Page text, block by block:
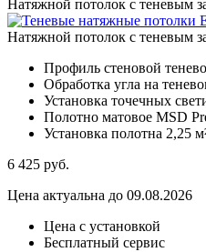
Натяжной потолок с теневым
Натяжной потолок с теневым
Профиль стеновой
Обработка угла на
Установка точечных
Полотно матовое MSD
Установка полотна 2,25
6 425 руб.
Цена актуальна до 09.08.2026
Цена с установкой
Бесплатный сервис